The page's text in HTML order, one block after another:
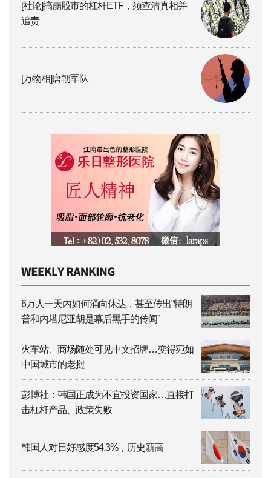
[社论]搞崩股市的杠杆ETF，须查清真相并
追责
[万物相]唐朝军队
6万人一天内如何涌向休达，甚至传出“特朗
普和内塔尼亚胡是幕后黑手的传闻”
火车站、商场随处可见中文招牌…变得宛如
中国城市的老挝
彭博社：韩国正成为不宜投资国家…直接打
击杠杆产品、政策失败
韩国人对日好感度54.3%，历史新高